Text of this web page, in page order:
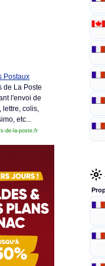
Postaux
de La Poste
l'envoi de
lettre, colis,
etc...
de-la-poste.fr